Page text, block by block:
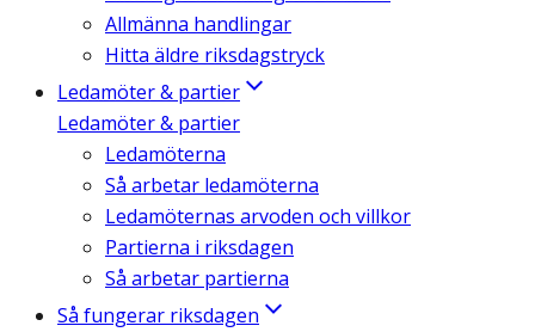
Allmänna handlingar
Hitta äldre riksdagstryck
Ledamöter & partier
Ledamöter & partier
Ledamöterna
Så arbetar ledamöterna
Ledamöternas arvoden och villkor
Partierna i riksdagen
Så arbetar partierna
Så fungerar riksdagen